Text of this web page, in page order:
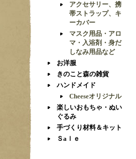
アクセサリー、携
帯ストラップ、キ
ーカバー
マスク用品・アロ
マ・入浴剤・身だ
しなみ用品など
お洋服
きのこと森の雑貨
ハンドメイド
Cheeseオリジナル
楽しいおもちゃ・ぬい
ぐるみ
手づくり材料＆キット
Ｓaｌｅ